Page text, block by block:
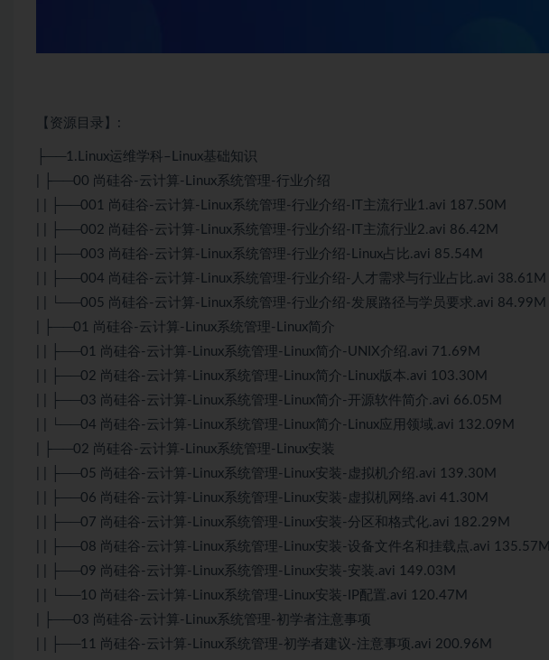
【资源目录】:
├──1. Linux运维学科–Linux基础知识
| ├──00 尚硅谷- 云计算-Linux系统管理-行业介绍
| | ├──001 尚硅谷- 云计算-Linux系统管理-行业介绍-IT主流行业1.avi 187.50M
| | ├──002 尚硅谷-云计算-Linux系统管理-行业介绍-IT主流行业2.avi 86.42M
| | ├──003 尚硅谷-云计算-Linux系统管理-行业介绍-Linux占比.avi 85.54M
| | ├──004 尚硅谷-云计算-Linux系统管理-行业介绍-人才需求与行业占比.avi 38.61M
| | └──005 尚硅谷-云计算-Linux系统管理-行业介绍-发展路径与学员要求.avi 84.99M
| ├──01 尚硅谷-云计算-Linux系统管理-Linux简介
| | ├──01 尚硅谷-云计算-Linux系统管理-Linux简介-UNIX介绍.avi 71.69M
| | ├──02 尚硅谷-云计算-Linux系统管理-Linux简介-Linux版本.avi 103.30M
| | ├──03 尚硅谷-云计算-Linux系统管理-Linux简介-开源软件简介.avi 66.05M
| | └──04 尚硅谷-云计算-Linux系统管理-Linux简介-Linux应用领域.avi 132.09M
| ├──02 尚硅谷-云计算-Linux系统管理-Linux安装
| | ├──05 尚硅谷-云计算-Linux系统管理-Linux安装-虚拟机介绍.avi 139.30M
| | ├──06 尚硅谷-云计算-Linux系统管理-Linux安装-虚拟机网络.avi 41.30M
| | ├──07 尚硅谷-云计算-Linux系统管理-Linux安装-分区和格式化.avi 182.29M
| | ├──08 尚硅谷-云计算-Linux系统管理-Linux安装-设备文件名和挂载点.avi 135.57M
| | ├──09 尚硅谷-云计算-Linux系统管理-Linux安装-安装.avi 149.03M
| | └──10 尚硅谷-云计算-Linux系统管理-Linux安装-IP配置.avi 120.47M
| ├──03 尚硅谷-云计算-Linux系统管理-初学者注意事项
| | ├──11 尚硅谷-云计算-Linux系统管理-初学者建议-注意事项.avi 200.96M